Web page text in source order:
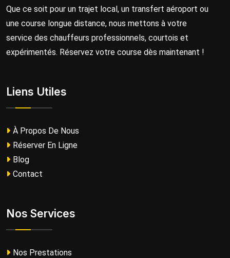
Que ce soit pour un trajet local, un transfert aéroport ou
une course longue distance, nous mettons à votre
service des chauffeurs professionnels, courtois et
expérimentés. Réservez votre course dès maintenant !
Liens Utiles
À Propos De Nous
Réserver En Ligne
Blog
Contact
Nos Services
Nos Prestations